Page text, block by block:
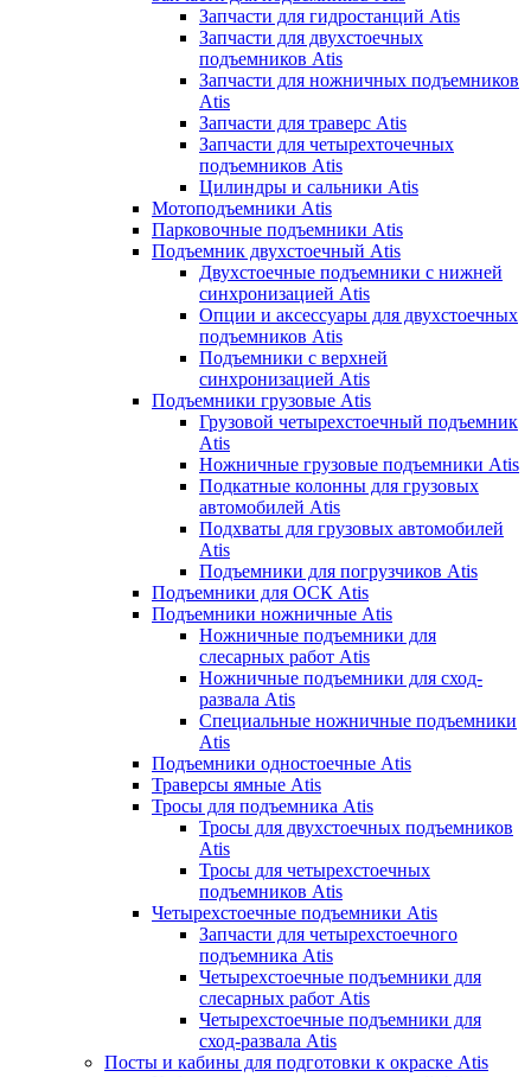
Запчасти для гидростанций Atis
Запчасти для двухстоечных
подъемников Atis
Запчасти для ножничных подъемников
Atis
Запчасти для траверс Atis
Запчасти для четырехточечных
подъемников Atis
Цилиндры и сальники Atis
Мотоподъемники Atis
Парковочные подъемники Atis
Подъемник двухстоечный Atis
Двухстоечные подъемники с нижней
синхронизацией Atis
Опции и аксессуары для двухстоечных
подъемников Atis
Подъемники с верхней
синхронизацией Atis
Подъемники грузовые Atis
Грузовой четырехстоечный подъемник
Atis
Ножничные грузовые подъемники Atis
Подкатные колонны для грузовых
автомобилей Atis
Подхваты для грузовых автомобилей
Atis
Подъемники для погрузчиков Atis
Подъемники для ОСК Atis
Подъемники ножничные Atis
Ножничные подъемники для
слесарных работ Atis
Ножничные подъемники для сход-
развала Atis
Специальные ножничные подъемники
Atis
Подъемники одностоечные Atis
Траверсы ямные Atis
Тросы для подъемника Atis
Тросы для двухстоечных подъемников
Atis
Тросы для четырехстоечных
подъемников Atis
Четырехстоечные подъемники Atis
Запчасти для четырехстоечного
подъемника Atis
Четырехстоечные подъемники для
слесарных работ Atis
Четырехстоечные подъемники для
сход-развала Atis
Посты и кабины для подготовки к окраске Atis